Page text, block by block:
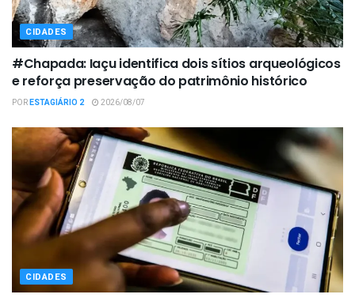
CIDADES
#Chapada: Iaçu identifica dois sítios arqueológicos
e reforça preservação do patrimônio histórico
PORESTAGIÁRIO 2 2026/08/07
CIDADES